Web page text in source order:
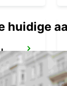
huidige